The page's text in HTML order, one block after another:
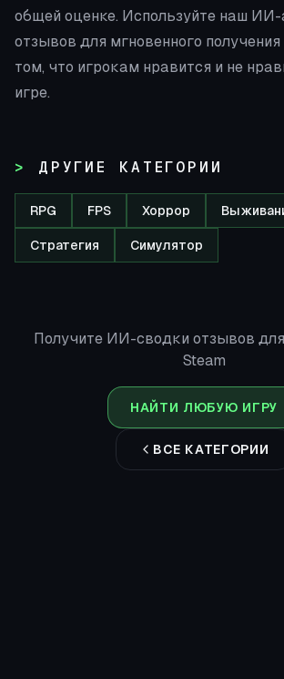
общей оценке. Используйте наш ИИ-
отзывов для мгновенного
том, что игрокам нравится и не
игре.
ДРУГИЕ КАТЕГОРИИ
RPG FPS Хоррор
Стратегия Симулятор
Получите ИИ-сводки отзывов
Steam
НАЙТИ ЛЮБУЮ ИГРУ
ВСЕ КАТЕГОРИИ